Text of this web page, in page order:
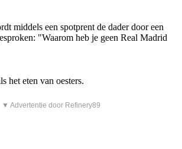
middels een spotprent de dader door een
"Waarom heb je geen Real Madrid
het eten van oesters.
▼ Advertentie door Refinery89